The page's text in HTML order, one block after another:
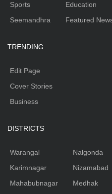
Sports
Seemandhra
Education
Featured
TRENDING
Edit Page
Cover Stories
Business
DISTRICTS
Warangal
Karimnagar
Mahabubnagar
Nalgonda
Nizamabad
Medhak